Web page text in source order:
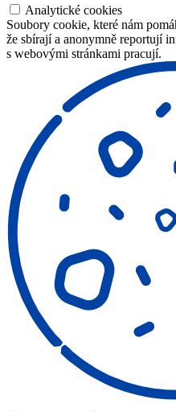
Analytické cookies
Soubory cookie, které nám
že sbírají a anonymně reportují
s webovými stránkami pracují.